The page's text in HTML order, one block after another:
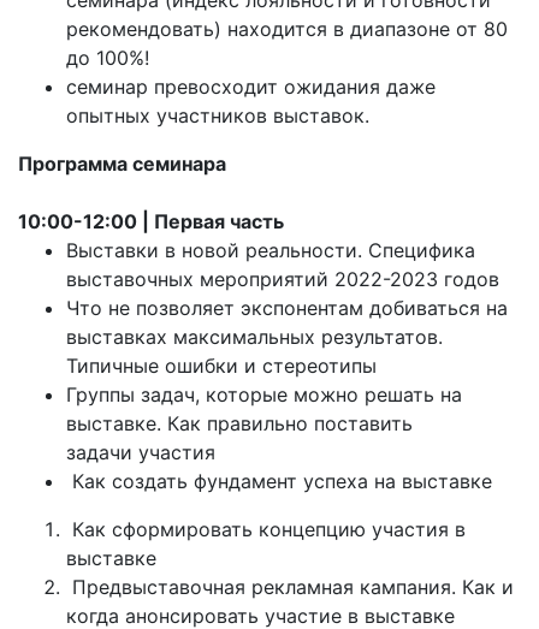
рекомендовать) находится в диапазоне от 80
до 100%!
семинар превосходит ожидания даже
опытных участников выставок.
Программа семинара
10:00-12:00 | Первая часть
Выставки в новой реальности. Специфика
выставочных мероприятий 2022-2023 годов
Что не позволяет экспонентам добиваться на
выставках максимальных результатов.
Типичные ошибки и стереотипы
Группы задач, которые можно решать на
выставке. Как правильно поставить
задачи участия
Как создать фундамент успеха на выставке
Как сформировать концепцию участия в
выставке
Предвыставочная рекламная кампания. Как и
когда анонсировать участие в выставке